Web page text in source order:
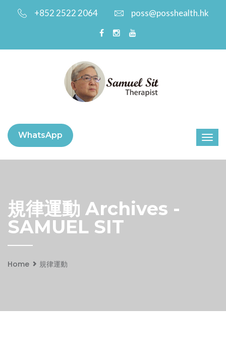
+852 2522 2064 poss@posshealth.hk
WhatsApp
規律運動 Archives -
SAMUEL SIT
Home 規律運動